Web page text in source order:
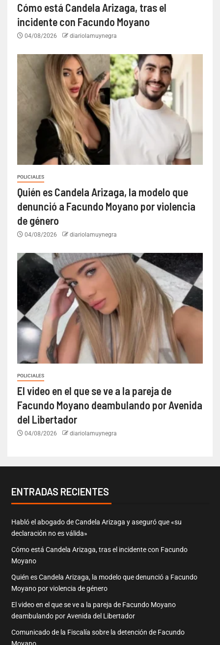
Cómo está Candela Arizaga, tras el
incidente con Facundo Moyano
04/08/2026 diariolamuynegra
POLICIALES
Quién es Candela Arizaga, la modelo que
denunció a Facundo Moyano por violencia
de género
04/08/2026 diariolamuynegra
POLICIALES
El video en el que se ve a la pareja de
Facundo Moyano deambulando por Avenida
del Libertador
04/08/2026 diariolamuynegra
ENTRADAS RECIENTES
Habló el abogado de Candela Arizaga y aseguró que «su
declaración no es válida»
Cómo está Candela Arizaga, tras el incidente con Facundo
Moyano
Quién es Candela Arizaga, la modelo que denunció a Facundo
Moyano por violencia de género
El video en el que se ve a la pareja de Facundo Moyano
deambulando por Avenida del Libertador
Comunicado de la Fiscalía sobre la detención de Facundo
Moyano